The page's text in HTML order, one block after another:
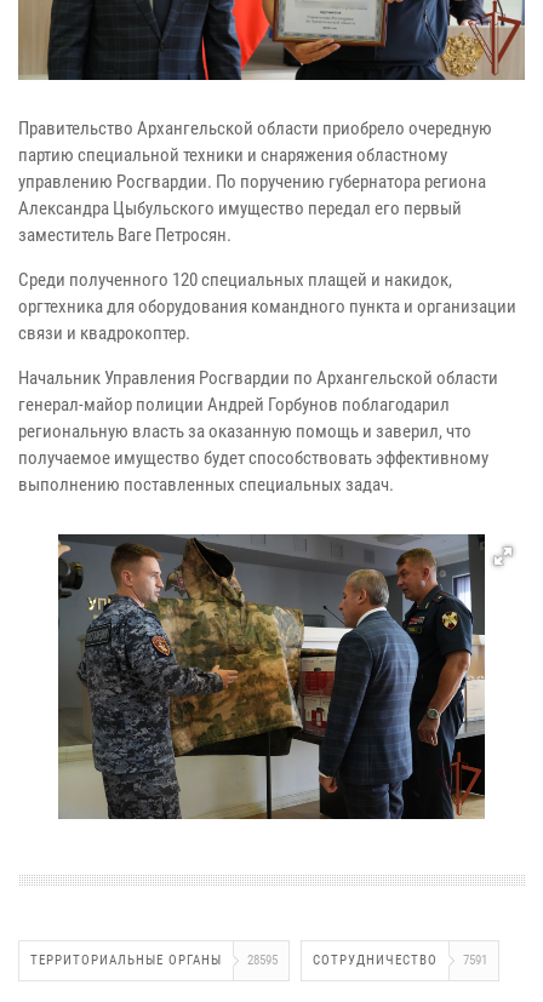
Правительство Архангельской области приобрело очередную
партию специальной техники и снаряжения областному
управлению Росгвардии. По поручению губернатора региона
Александра Цыбульского имущество передал его первый
заместитель Ваге Петросян.
Среди полученного 120 специальных плащей и накидок,
оргтехника для оборудования командного пункта и организации
связи и квадрокоптер.
Начальник Управления Росгвардии по Архангельской области
генерал-майор полиции Андрей Горбунов поблагодарил
региональную власть за оказанную помощь и заверил, что
получаемое имущество будет способствовать эффективному
выполнению поставленных специальных задач.
ТЕРРИТОРИАЛЬНЫЕ ОРГАНЫ 28595 СОТРУДНИЧЕСТВО 7591